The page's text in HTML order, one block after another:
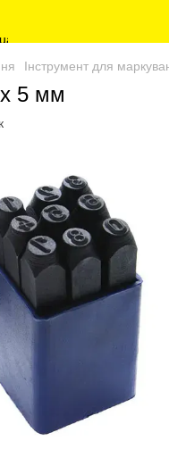
Інструмент для
5 мм